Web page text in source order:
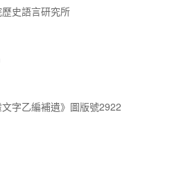
史語言研究所
字乙編補遺》圖版號2922